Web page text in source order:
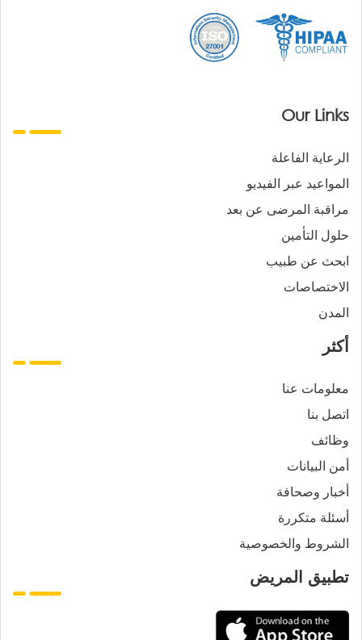
Our Links
الرعاية الفاعلة
المواعيد عبر الفيديو
مراقبة المرضى عن بعد
حلول التأمين
ابحث عن طبيب
الاختصاصات
المدن
أكثر
معلومات عنا
اتصل بنا
وظائف
أمن البيانات
أخبار وصحافة
أسئلة متكررة
الشروط والخصوصية
تطبيق المريض